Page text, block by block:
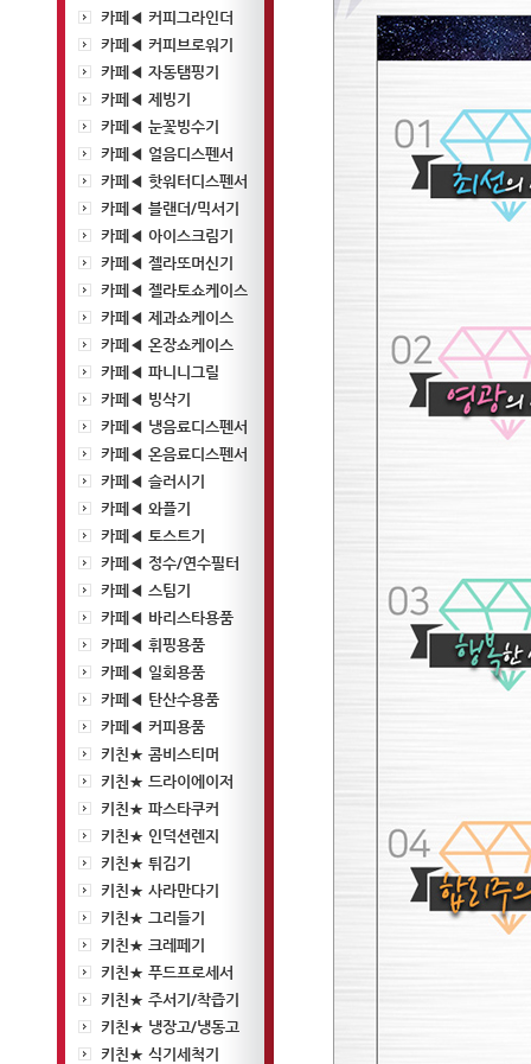
카페◀ 커피그라인더
카페◀ 커피브로워기
카페◀ 자동탬핑기
카페◀ 제빙기
카페◀ 눈꽃빙수기
카페◀ 얼음디스펜서
카페◀ 핫워터디스펜서
카페◀ 블랜더/믹서기
카페◀ 아이스크림기
카페◀ 젤라또머신기
카페◀ 젤라토쇼케이스
카페◀ 제과쇼케이스
카페◀ 온장쇼케이스
카페◀ 파니니그릴
카페◀ 빙삭기
카페◀ 냉음료디스펜서
카페◀ 온음료디스펜서
카페◀ 슬러시기
카페◀ 와플기
카페◀ 토스트기
카페◀ 정수/연수필터
카페◀ 스팀기
카페◀ 바리스타용품
카페◀ 휘핑용품
카페◀ 일회용품
카페◀ 탄산수용품
카페◀ 커피용품
키친★ 콤비스티머
키친★ 드라이에이저
키친★ 파스타쿠커
키친★ 인덕션렌지
키친★ 튀김기
키친★ 사라만다기
키친★ 그리들기
키친★ 크레페기
키친★ 푸드프로세서
키친★ 주서기/착즙기
키친★ 냉장고/냉동고
키친★ 식기세척기